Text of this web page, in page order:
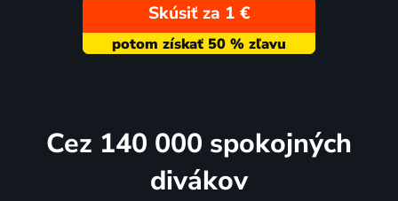
Skúsiť za 1 €
Cez 140 000 spokojných
divákov